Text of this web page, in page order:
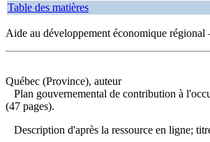
Table des matières
Aide au développement économique
Québec (Province), auteur
Plan gouvernemental de contribution à
(47 pages).
Description d'après la ressource en ligne;